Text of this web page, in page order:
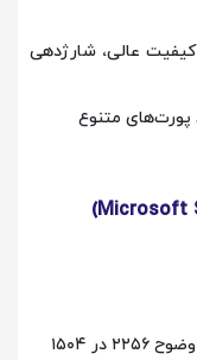
عالی، شارژدهی
متنوع
نمایشگر: ۱۳.۵ اینچی PixelSense با وضوح ۲۲۵۶ در ۱۵۰۴